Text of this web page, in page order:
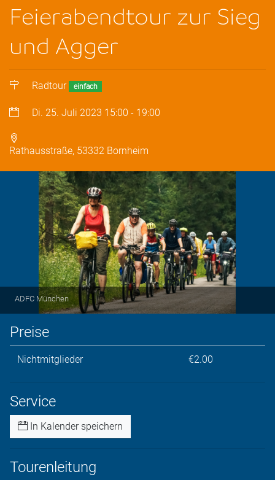
Feierabendtour zur Sieg
und Agger
Radtour einfach
Di. 25. Juli 2023 15:00 - 19:00
Rathausstraße, 53332 Bornheim
ADFC München
Preise
Nichtmitglieder €2.00
Service
In Kalender speichern
Tourenleitung